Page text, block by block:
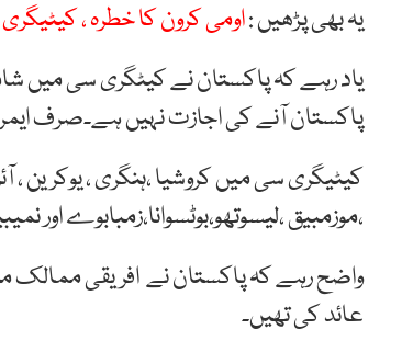
یہ بھی پڑھیں :اومی کرون کا خطرہ ،
یاد رہے کہ پاکستان نے کیٹگری سی میں
پاکستان آنے کی اجازت نہیں ہے۔صرف
کیٹیگری سی میں کروشیا ،ہنگری ، یوکرین ،
،موزمبیق ،لیسوتھو،بوٹسوانا،زمبابوے
واضح رہے کہ پاکستان نے افریقی ممالک
عائد کی تھیں۔